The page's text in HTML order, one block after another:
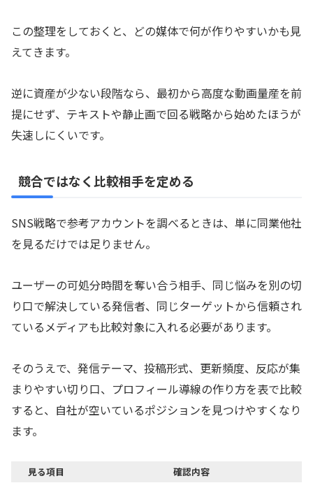
この整理をしておくと、どの媒体で何が作りやすいかも見
えてきます。
逆に資産が少ない段階なら、最初から高度な動画量産を前
提にせず、テキストや静止画で回る戦略から始めたほうが
失速しにくいです。
競合ではなく比較相手を定める
SNS戦略で参考アカウントを調べるときは、単に同業他社
を見るだけでは足りません。
ユーザーの可処分時間を奪い合う相手、同じ悩みを別の切
り口で解決している発信者、同じターゲットから信頼され
ているメディアも比較対象に入れる必要があります。
そのうえで、発信テーマ、投稿形式、更新頻度、反応が集
まりやすい切り口、プロフィール導線の作り方を表で比較
すると、自社が空いているポジションを見つけやすくなり
ます。
見る項目
確認内容